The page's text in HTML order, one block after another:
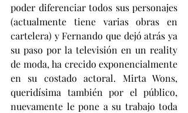
poder diferenciar todos sus personajes
(actualmente tiene varias obras en
cartelera) y Fernando que dejó atrás ya
su paso por la televisión en un reality
de moda, ha crecido exponencialmente
en su costado actoral. Mirta Wons,
queridísima también por el público,
nuevamente le pone a su trabajo toda